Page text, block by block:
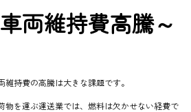
両維持費高騰～
持費の高騰は大きな課題です。
物を運ぶ運送業では、燃料は欠かせない経費で